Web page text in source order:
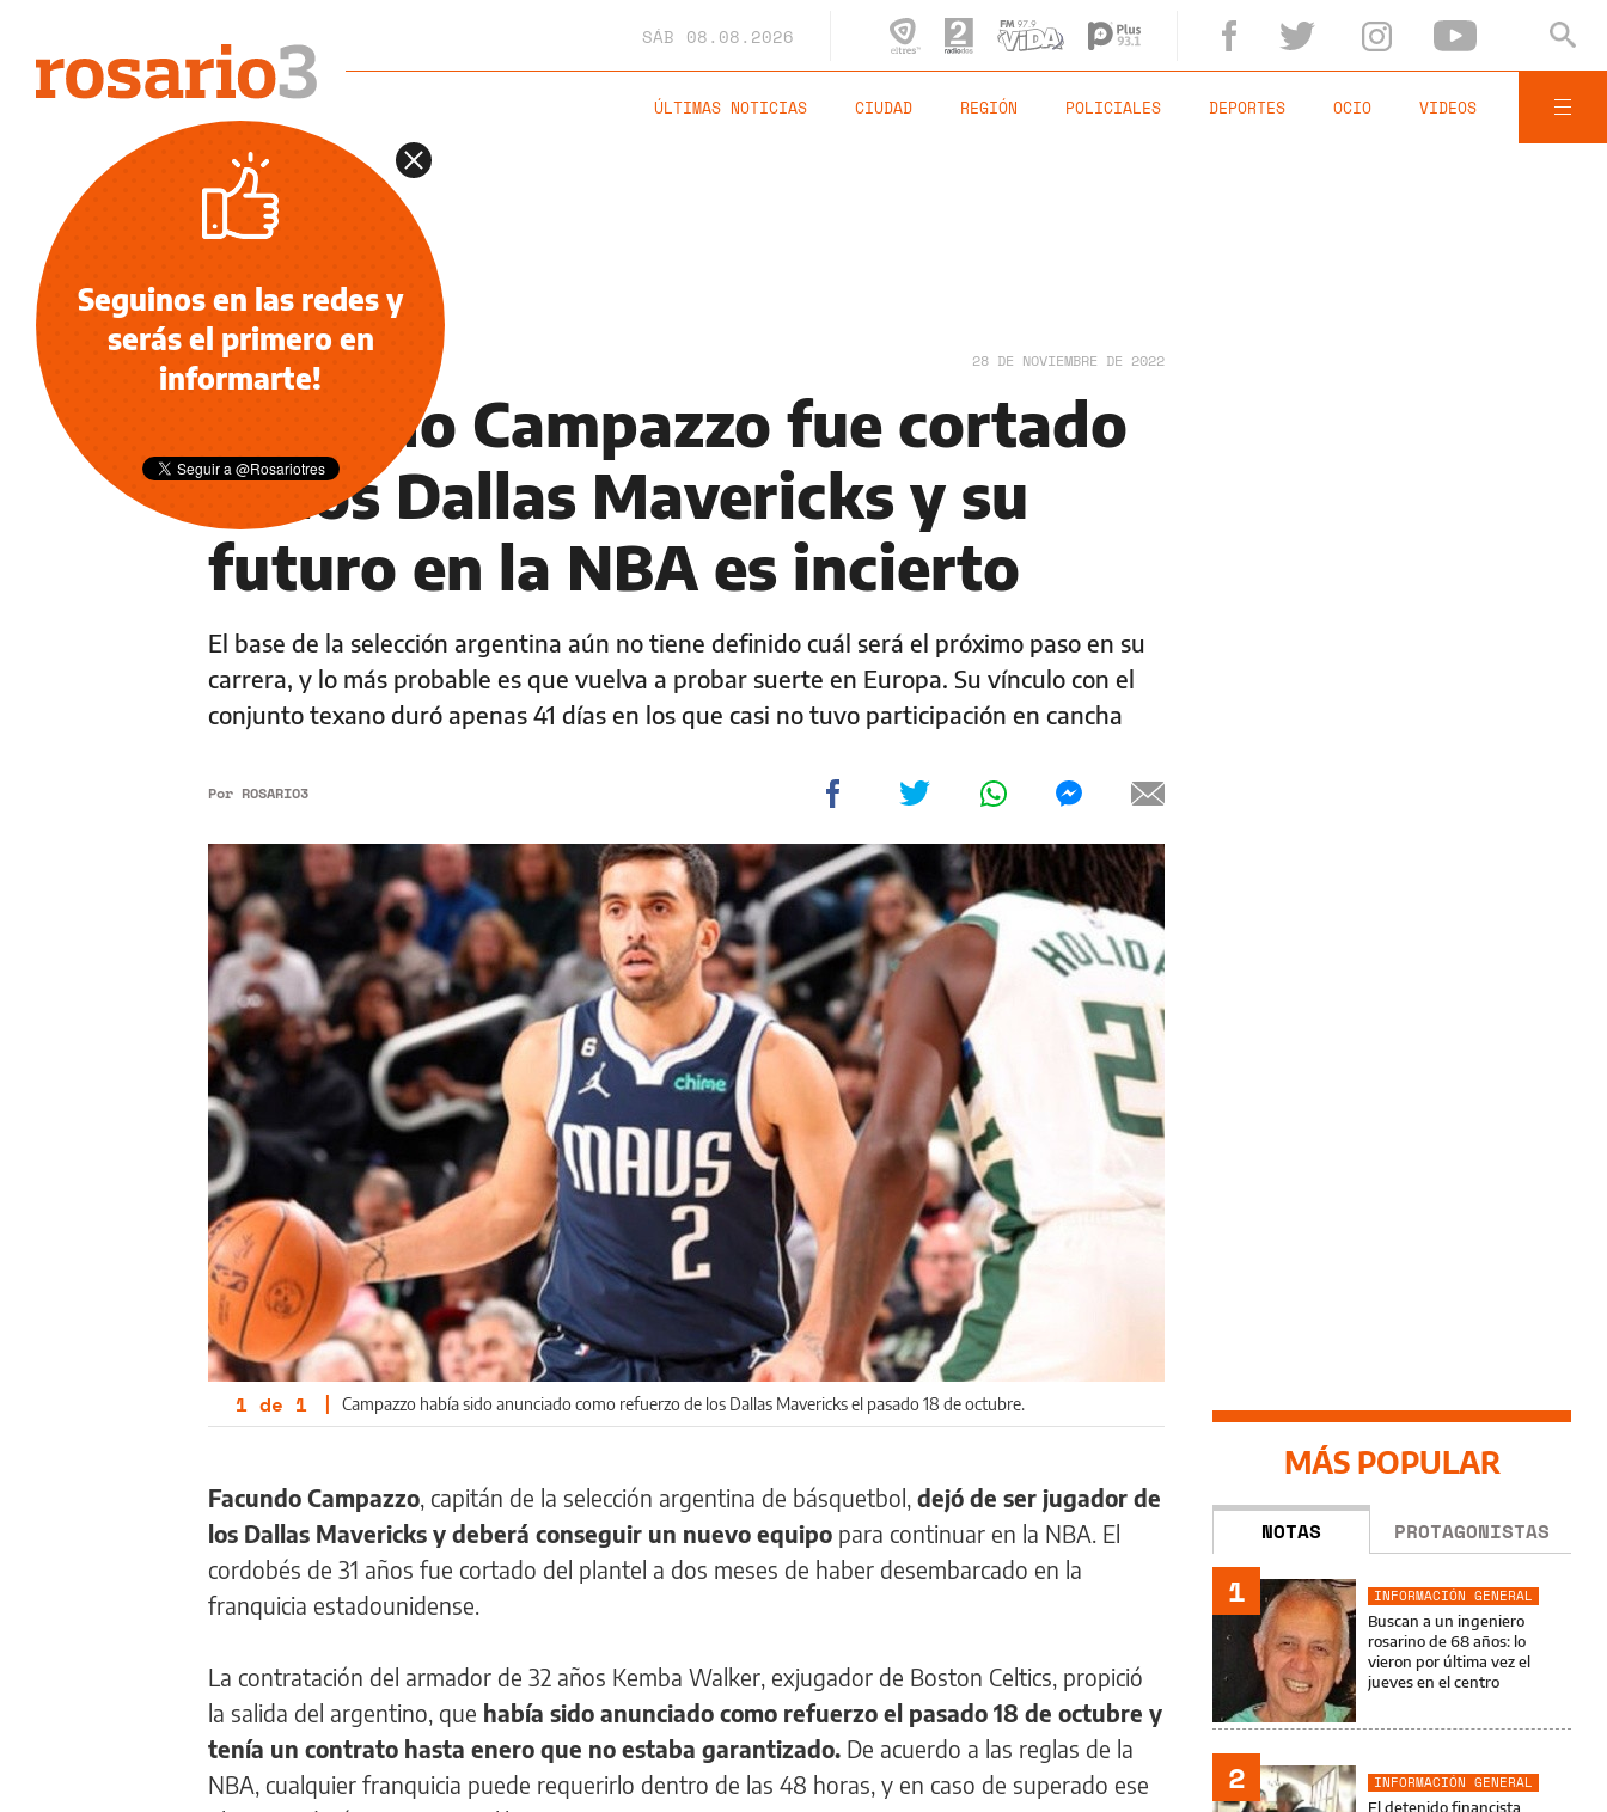
SÁB 08.08.2026
ÚLTIMAS NOTICIAS CIUDAD REGIÓN POLICIALES DEPORTES OCIO VIDEOS
DEPORTES 28 DE NOVIEMBRE DE 2022
Facundo Campazzo fue cortado
de los Dallas Mavericks y su
futuro en la NBA es incierto
El base de la selección argentina aún no tiene definido cuál será el próximo paso en su
carrera, y lo más probable es que vuelva a probar suerte en Europa. Su vínculo con el
conjunto texano duró apenas 41 días en los que casi no tuvo participación en cancha
Por ROSARIO3
1 de 1 | Campazzo había sido anunciado como refuerzo de los Dallas Mavericks el pasado 18 de octubre.
Facundo Campazzo , capitán de la selección argentina de básquetbol, dejó de ser jugador de
los Dallas Mavericks y deberá conseguir un nuevo equipo para continuar en la NBA. El
cordobés de 31 años fue cortado del plantel a dos meses de haber desembarcado en la
franquicia estadounidense.
La contratación del armador de 32 años Kemba Walker, exjugador de Boston Celtics, propició
la salida del argentino, que había sido anunciado como refuerzo el pasado 18 de octubre y
tenía un contrato hasta enero que no estaba garantizado. De acuerdo a las reglas de la
NBA, cualquier franquicia puede requerirlo dentro de las 48 horas, y en caso de superado ese
MÁS POPULAR
NOTAS PROTAGONISTAS
1
INFORMACIÓN GENERAL
Buscan a un ingeniero
rosarino de 68 años: lo
vieron por última vez el
jueves en el centro
2
INFORMACIÓN GENERAL
El detenido financista
Seguinos en las redes y
serás el primero en
informarte!